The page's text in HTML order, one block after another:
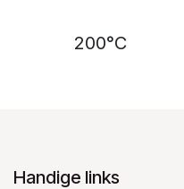
200°C
Handige links